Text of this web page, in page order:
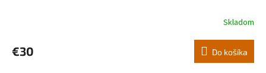
Skladom
€30 Do košíka